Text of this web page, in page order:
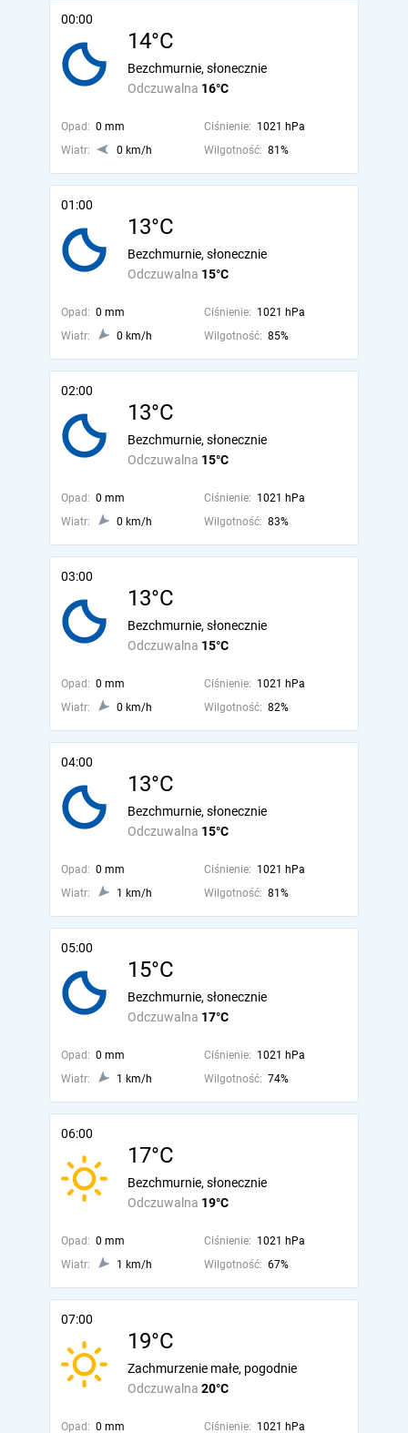
00:00
14°C
Odczuwalna 16°C
Bezchmurnie, słonecznie
Opad: 0 mm Ciśnienie: 1021 hPa
Wiatr:
0 km/h Wilgotność: 81%
01:00
13°C
Odczuwalna 15°C
Bezchmurnie, słonecznie
Opad: 0 mm Ciśnienie: 1021 hPa
Wiatr:
0 km/h Wilgotność: 85%
02:00
13°C
Odczuwalna 15°C
Bezchmurnie, słonecznie
Opad: 0 mm Ciśnienie: 1021 hPa
Wiatr:
0 km/h Wilgotność: 83%
03:00
13°C
Odczuwalna 15°C
Bezchmurnie, słonecznie
Opad: 0 mm Ciśnienie: 1021 hPa
Wiatr:
0 km/h Wilgotność: 82%
04:00
13°C
Odczuwalna 15°C
Bezchmurnie, słonecznie
Opad: 0 mm Ciśnienie: 1021 hPa
Wiatr:
1 km/h Wilgotność: 81%
05:00
15°C
Odczuwalna 17°C
Bezchmurnie, słonecznie
Opad: 0 mm Ciśnienie: 1021 hPa
Wiatr:
1 km/h Wilgotność: 74%
06:00
17°C
Odczuwalna 19°C
Bezchmurnie, słonecznie
Opad: 0 mm Ciśnienie: 1021 hPa
Wiatr:
1 km/h Wilgotność: 67%
07:00
19°C
Odczuwalna 20°C
Zachmurzenie małe, pogodnie
Opad: 0 mm Ciśnienie: 1021 hPa